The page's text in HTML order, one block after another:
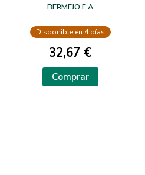
BERMEJO,F.A
Disponible en 4 días
32,67 €
Comprar